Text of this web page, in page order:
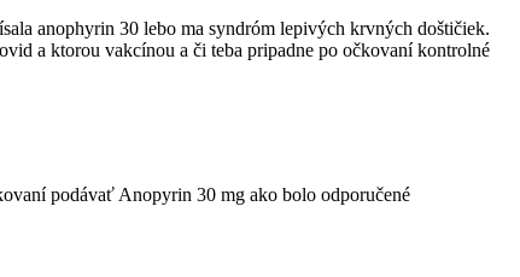
anophyrin 30 lebo ma syndróm lepivých krvných doštičiek.
a ktorou vakcínou a či teba pripadne po očkovaní kontrolné
podávať Anopyrin 30 mg ako bolo odporučené